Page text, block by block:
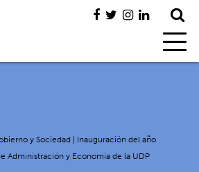
y Sociedad | Inauguración del año
Administración y Economía de la UDP